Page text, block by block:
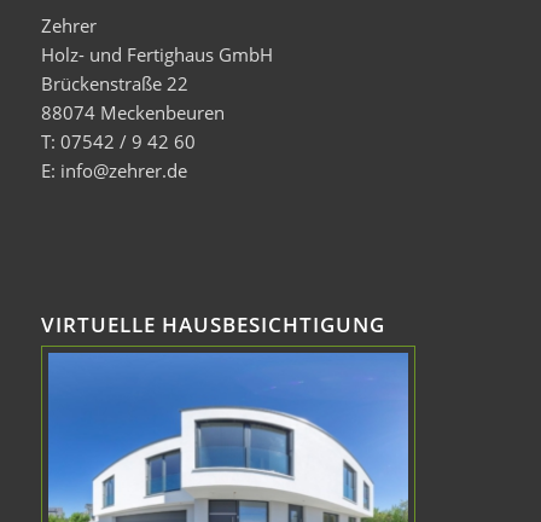
Zehrer
Holz- und Fertighaus GmbH
Brückenstraße 22
88074 Meckenbeuren
T: 07542 / 9 42 60
E: info@zehrer.de
VIRTUELLE HAUSBESICHTIGUNG